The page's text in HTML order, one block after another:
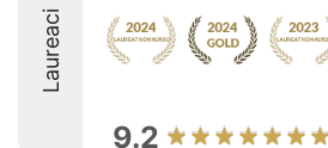
Laureaci
9.2